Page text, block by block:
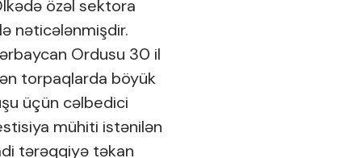
özəl sektora
nəticələnmişdir.
Ordusu 30 il
torpaqlarda böyük
üçün cəlbedici
mühiti istənilən
tərəqqiyə təkan